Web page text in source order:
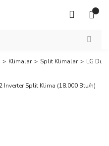
Klimalar Split Klimalar LG